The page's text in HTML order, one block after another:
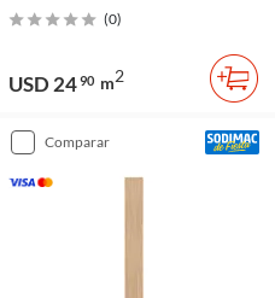
(0)
USD 2490 m2
comparar